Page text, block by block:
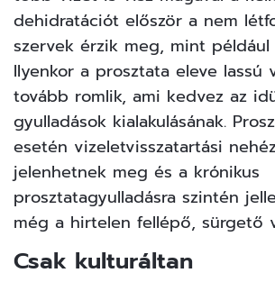
dehidratációt először a nem
szervek érzik meg, mint például
Ilyenkor a prosztata eleve lassú
tovább romlik, ami kedvez az
gyulladások kialakulásának.
esetén vizeletvisszatartási
jelenhetnek meg és a krónikus
prosztatagyulladásra szintén
még a hirtelen fellépő, sürgető
Csak kulturáltan